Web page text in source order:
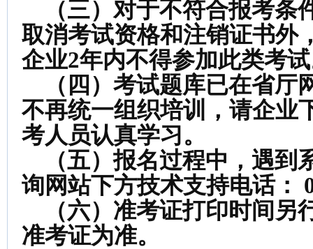
（三）对于不符合报考条
取消考试资格和注销证书外
企业2年内不得参加此类考
（四）考试题库已在省厅
不再统一组织培训，请企业
考人员认真学习。
（五）报名过程中，遇到
询网站下方技术支持电话：
（六）准考证打印时间另
准考证为准。